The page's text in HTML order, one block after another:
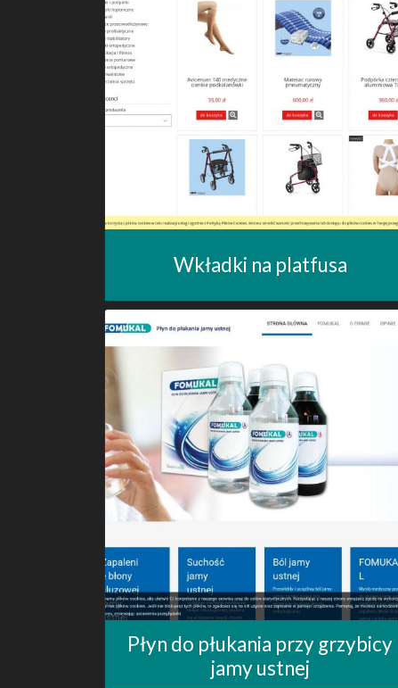
Wkładki na platfusa
Płyn do płukania przy grzybicy
jamy ustnej